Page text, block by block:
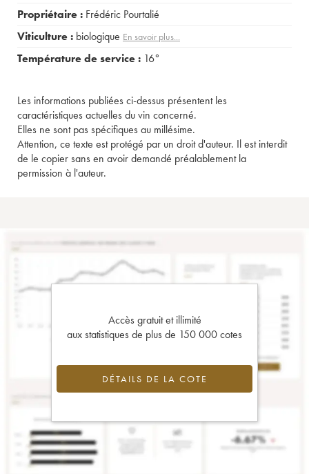
Propriétaire : Frédéric Pourtalié
Viticulture : biologique En savoir plus...
Température de service : 16°
Les informations publiées ci-dessus présentent les
caractéristiques actuelles du vin concerné.
Elles ne sont pas spécifiques au millésime.
Attention, ce texte est protégé par un droit d'auteur. Il est interdit
de le copier sans en avoir demandé préalablement la
permission à l'auteur.
Accès gratuit et illimité
aux statistiques de plus de 150 000 cotes
DÉTAILS DE LA COTE